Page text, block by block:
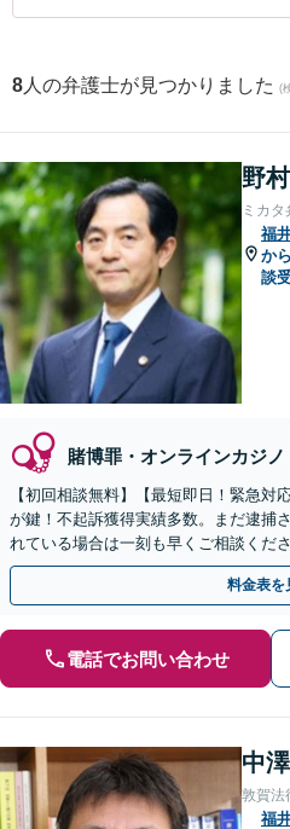
8 人の弁護士が見つかりました (
野
ミカ
福
か
談
賭博罪・オンラインカジノ
【初回相談無料】【最短即日！緊急対
が鍵！不起訴獲得実績多数。まだ逮捕
れている場合は一刻も早くご相談くだ
漢／盗撮／のぞき／その他性犯罪など
料金表を
電話でお問い合わせ
中
敦賀法
福